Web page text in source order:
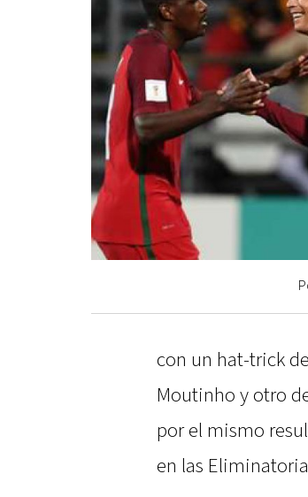
con un hat-trick
Moutinho y otro
por el mismo
en las